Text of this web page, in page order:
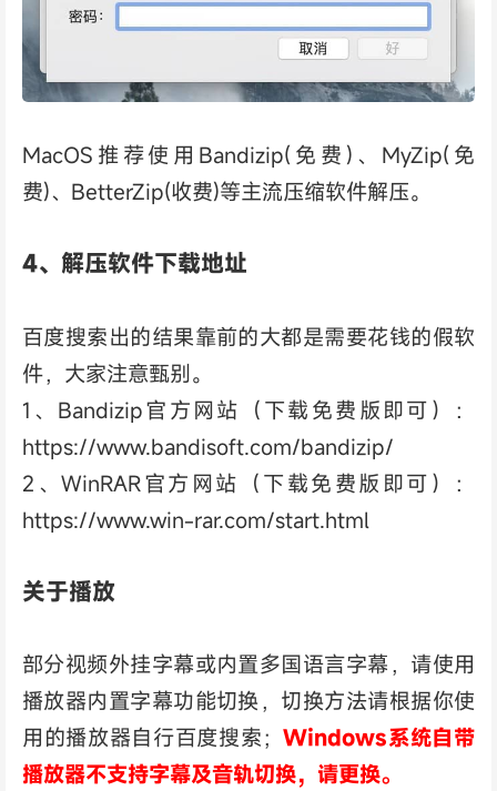
MacOS推荐使用Bandizip(免费)、MyZip(免
费)、BetterZip(收费)等主流压缩软件解压。
4、解压软件下载地址
百度搜索出的结果靠前的大都是需要花钱的假软
件，大家注意甄别。
1、Bandizip官方网站（下载免费版即可）：
https://www.bandisoft.com/bandizip/
2、WinRAR官方网站（下载免费版即可）：
https://www.win-rar.com/start.html
关于播放
部分视频外挂字幕或内置多国语言字幕，请使用
播放器内置字幕功能切换，切换方法请根据你使
用的播放器自行百度搜索；Windows系统自带
播放器不支持字幕及音轨切换，请更换。